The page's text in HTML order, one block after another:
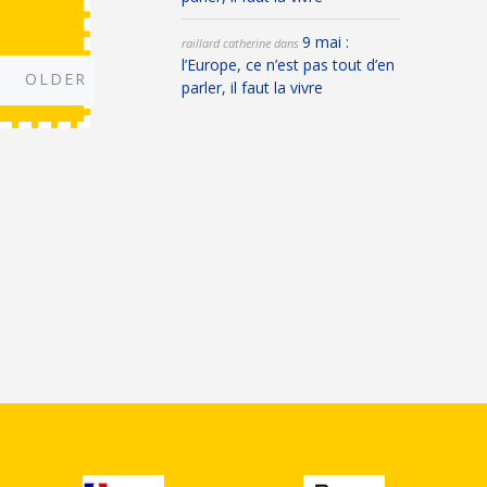
OLDER
raillard catherinedans 9 mai :
l’Europe, ce n’est pas tout d’en
parler, il faut la vivre